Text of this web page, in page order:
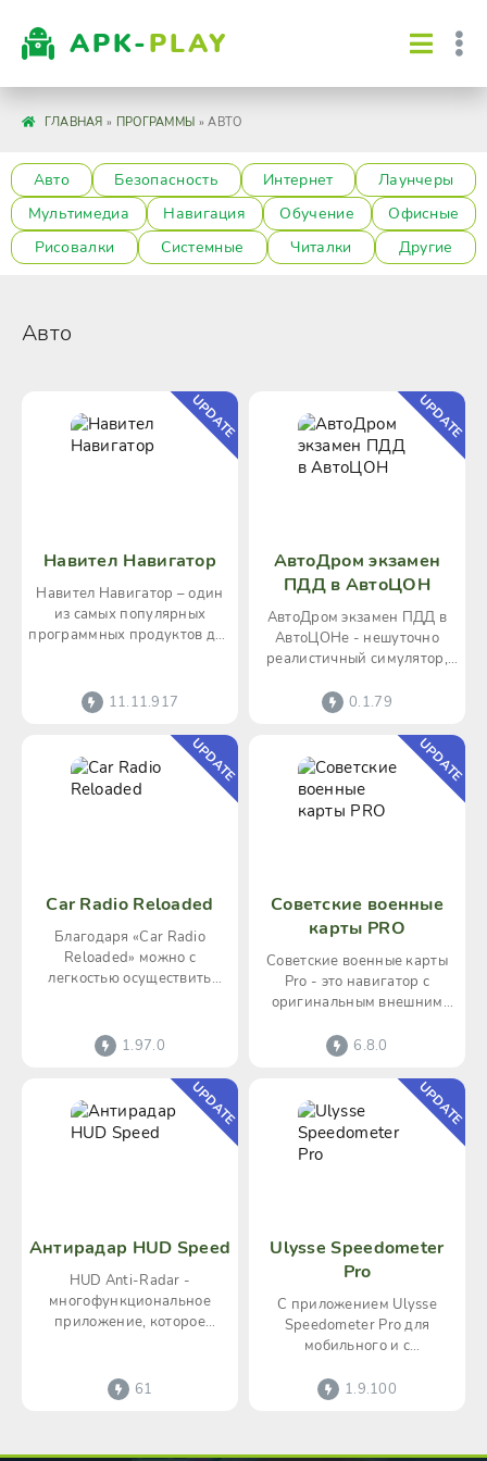
APK-PLAY
ГЛАВНАЯ » ПРОГРАММЫ » АВТО
Авто Безопасность Интернет
Лаунчеры
Мультимедиа
Навигация Обучение
Офисные
Рисовалки
Системные Читалки Другие
Авто
Навител Навигатор
Навител Навигатор – один
из самых популярных
программных продуктов для
11.11.917
UPDATE
АвтоДром экзамен
ПДД в АвтоЦОН
АвтоДром экзамен ПДД в
АвтоЦОНе - нешуточно
реалистичный симулятор,
неоценимую помощь всем
0.1.79
UPDATE
Car Radio Reloaded
Благодаря «Car Radio
Reloaded» можно с
легкостью осуществить
служащего для
1.97.0
UPDATE
Советские военные
карты PRO
Советские военные карты
Pro - это навигатор с
оригинальным внешним
Вместо привычных карт в
6.8.0
UPDATE
Антирадар HUD Speed
HUD Anti-Radar -
многофункциональное
приложение, которое
минимизируя риск
61
UPDATE
Ulysse Speedometer
Pro
С приложением Ulysse
Speedometer Pro для
мобильного и с
функционала телефона
1.9.100
UPDATE